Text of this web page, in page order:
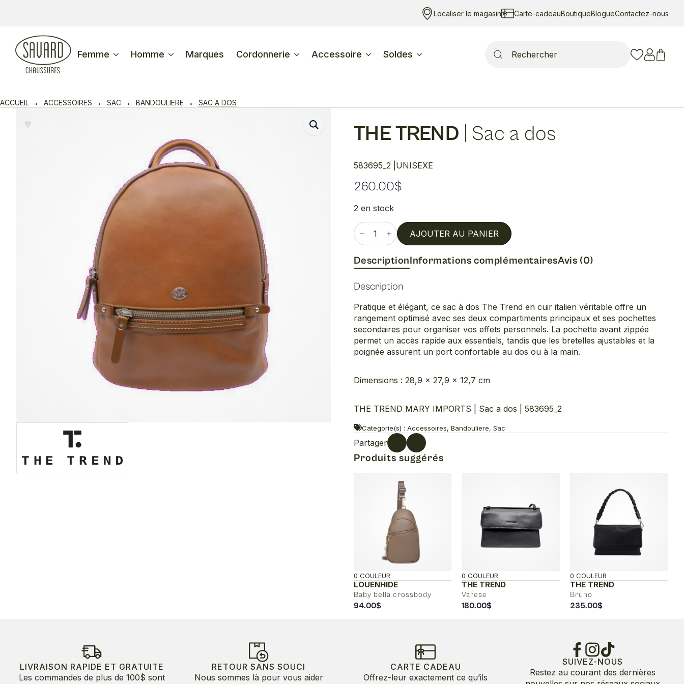
Localiser le magasin Carte-cadeauBoutiqueBlogueContactez-nous
Femme Homme Marques Cordonnerie Accessoire Soldes
for:
ACCUEIL ACCESSOIRES SAC BANDOULIERE SAC A DOS
THE TREND Sac a dos
583695_2 | UNISEXE
260.00$
2 en stock
quantité
de
Sac
dos
AJOUTER AU PANIER
DescriptionInformations complémentairesAvis (0)
Description
Pratique et élégant, ce sac à dos The Trend en cuir italien véritable offre un
rangement optimisé avec ses deux compartiments principaux et ses pochettes
secondaires pour organiser vos effets personnels. La pochette avant zippée
permet un accès rapide aux essentiels, tandis que les bretelles ajustables et la
poignée assurent un port confortable au dos ou à la main.
Dimensions : 28,9 × 27,9 × 12,7 cm
THE TREND MARY IMPORTS | Sac a dos | 583695_2
Categorie(s) : Accessoires, Bandouliere, Sac
Partager
Produits suggérés
LOUENHIDE
Baby bella crossbody
0 COULEUR
94.00$
THE TREND
Varese
0 COULEUR
180.00$
THE TREND
Bruno
0 COULEUR
235.00$
LIVRAISON RAPIDE ET GRATUITE
Les commandes de plus de 100$ sont
RETOUR SANS SOUCI
Nous sommes là pour vous aider
CARTE CADEAU
Offrez-leur exactement ce qu’ils
SUIVEZ-NOUS
Restez au courant des dernières